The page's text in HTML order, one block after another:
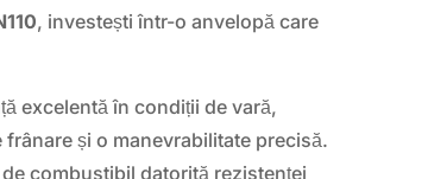
, investești într-o anvelopă care
excelentă în condiții de vară,
și o manevrabilitate precisă.
combustibil datorită rezistenței